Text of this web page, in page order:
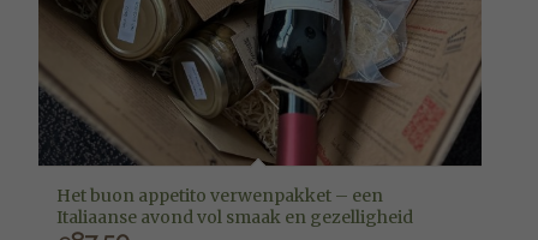
Het buon appetito verwenpakket – een
Italiaanse avond vol smaak en gezelligheid